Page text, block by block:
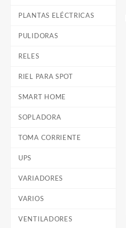
PLANTAS ELÉCTRICAS
PULIDORAS
RELES
RIEL PARA SPOT
SMART HOME
SOPLADORA
TOMA CORRIENTE
UPS
VARIADORES
VARIOS
VENTILADORES